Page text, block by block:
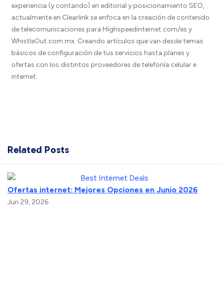
experiencia (y contando) en editorial y posicionamiento SEO,
actualmente en Clearlink se enfoca en la creación de contenido
de telecomunicaciones para Highspeedinternet.com/es y
WhistleOut.com.mx. Creando artículos que van desde temas
básicos de configuración de tus servicios hasta planes y
ofertas con los distintos proveedores de telefonía celular e
internet.
Related Posts
Ofertas internet: Mejores Opciones en Junio 2026
Jun 29, 2026